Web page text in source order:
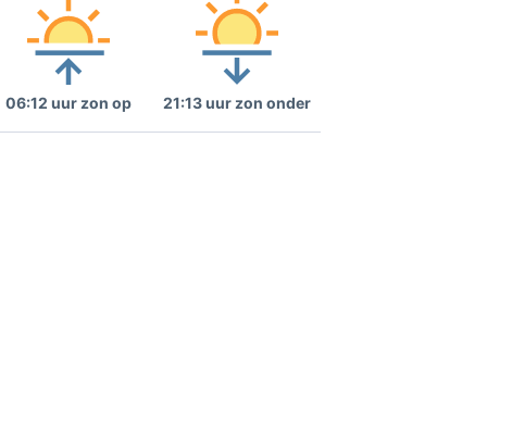
06:12 uur zon op 21:13 uur zon onder